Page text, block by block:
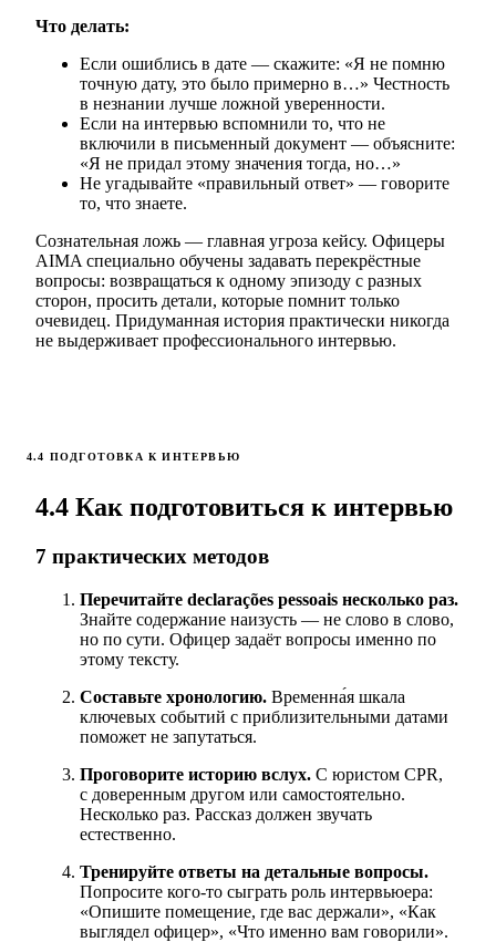
Что делать:
Если ошиблись в дате — скажите: «Я не помню
точную дату, это было примерно в…» Честность
в незнании лучше ложной уверенности.
Если на интервью вспомнили то, что не
включили в письменный документ — объясните:
«Я не придал этому значения тогда, но…»
Не угадывайте «правильный ответ» — говорите
то, что знаете.
Сознательная ложь — главная угроза кейсу. Офицеры
AIMA специально обучены задавать перекрёстные
вопросы: возвращаться к одному эпизоду с разных
сторон, просить детали, которые помнит только
очевидец. Придуманная история практически никогда
не выдерживает профессионального интервью.
4.4 ПОДГОТОВКА К ИНТЕРВЬЮ
4.4 Как подготовиться к интервью
7 практических методов
Перечитайте declarações pessoais несколько раз.
Знайте содержание наизусть — не слово в слово,
но по сути. Офицер задаёт вопросы именно по
этому тексту.
Составьте хронологию. Временна́я шкала
ключевых событий с приблизительными датами
поможет не запутаться.
Проговорите историю вслух. С юристом CPR,
с доверенным другом или самостоятельно.
Несколько раз. Рассказ должен звучать
естественно.
Тренируйте ответы на детальные вопросы.
Попросите кого-то сыграть роль интервьюера:
«Опишите помещение, где вас держали», «Как
выглядел офицер», «Что именно вам говорили».